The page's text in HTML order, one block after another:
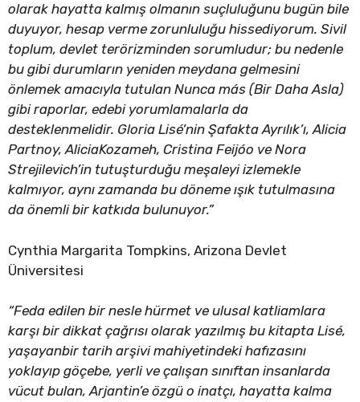
olarak hayatta kalmış olmanın suçluluğunu bugün bile
duyuyor, hesap verme zorunluluğu hissediyorum. Sivil
toplum, devlet terörizminden sorumludur; bu nedenle
bu gibi durumların yeniden meydana gelmesini
önlemek amacıyla tutulan Nunca más (Bir Daha Asla)
gibi raporlar, edebi yorumlamalarla da
desteklenmelidir. Gloria Lisé’nin Şafakta Ayrılık’ı, Alicia
Partnoy, AliciaKozameh, Cristina Feijóo ve Nora
Strejilevich’in tutuşturduğu meşaleyi izlemekle
kalmıyor, aynı zamanda bu döneme ışık tutulmasına
da önemli bir katkıda bulunuyor.”
Cynthia Margarita Tompkins, Arizona Devlet
Üniversitesi
“Feda edilen bir nesle hürmet ve ulusal katliamlara
karşı bir dikkat çağrısı olarak yazılmış bu kitapta Lisé,
yaşayanbir tarih arşivi mahiyetindeki hafızasını
yoklayıp göçebe, yerli ve çalışan sınıftan insanlarda
vücut bulan, Arjantin’e özgü o inatçı, hayatta kalma